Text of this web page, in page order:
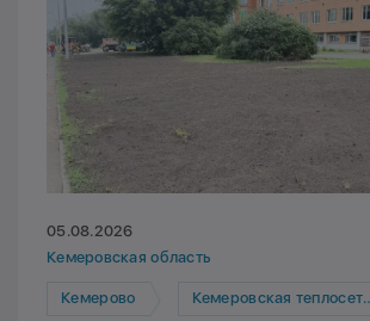
05.08.2026
Кемеровская область
Кемерово Кемеровская теплосетевая компания